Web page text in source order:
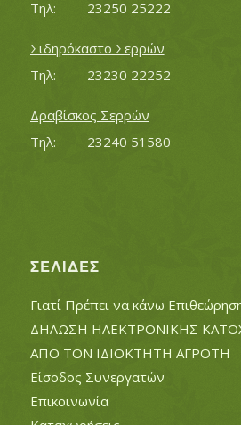
Τηλ:		23250 25222
Σιδηρόκαστο Σερρών
Τηλ:		23230 22252
Δραβίσκος Σερρών
Τηλ:		23240 51580
ΣΕΛΊΔΕΣ
Γιατί Πρέπει να κάνω
ΔΗΛΩΣΗ ΗΛΕΚΤΡΟΝΙΚΗΣ
ΑΠΟ ΤΟΝ ΙΔΙΟΚΤΗΤΗ ΑΓΡΟΤΗ
Είσοδος Συνεργατών
Επικοινωνία